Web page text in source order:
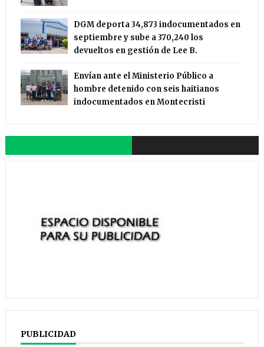
DGM deporta 34,873 indocumentados en
septiembre y sube a 370,240 los
devueltos en gestión de Lee B.
Envían ante el Ministerio Público a
hombre detenido con seis haitianos
indocumentados en Montecristi
PUBLICIDAD